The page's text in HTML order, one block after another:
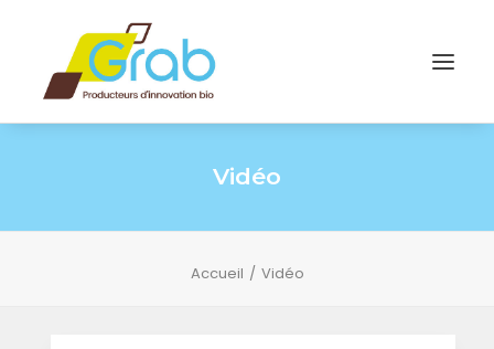
Vidéo
Accueil Vidéo